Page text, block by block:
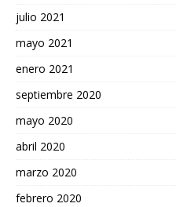
julio 2021
mayo 2021
enero 2021
septiembre 2020
mayo 2020
abril 2020
marzo 2020
febrero 2020